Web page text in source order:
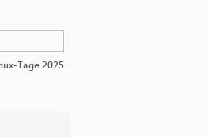
Tage 2025